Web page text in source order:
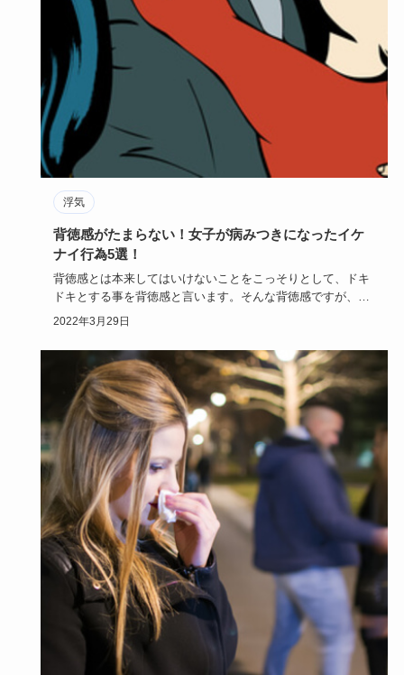
浮気
背徳感がたまらない！女子が病みつきになったイケ
ナイ行為5選！
背徳感とは本来してはいけないことをこっそりとして、ドキ
ドキとする事を背徳感と言います。そんな背徳感ですが、女
子が密かに病み…
2022年3月29日